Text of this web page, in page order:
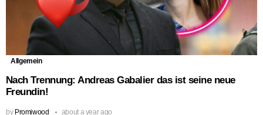
Allgemein
Nach Trennung: Andreas Gabalier das ist seine neue
Freundin!
by Promiwood about a year ago